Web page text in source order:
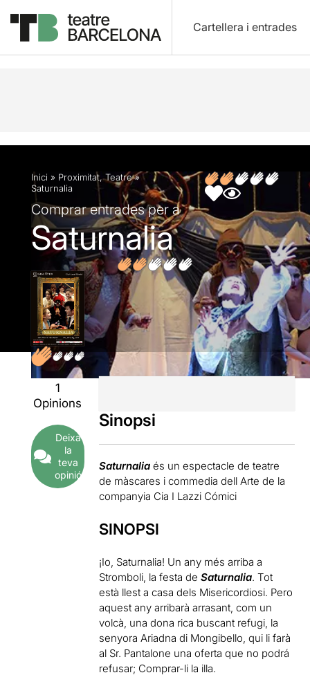
Cartellera i entrades
Descripció Fitxa artística Opinions
Inici » Proximitat,Teatre»
Saturnalia
Comprar entrades per a
Saturnalia
1
Opinions
Deixa
la
teva
opinió
Sinopsi
Saturnalia és un espectacle de teatre
de màscares i commedia dell Arte de la
companyia Cia I Lazzi Cómici
SINOPSI
¡Io, Saturnalia! Un any més arriba a
Stromboli, la festa deSaturnalia. Tot
està llest a casa dels Misericordiosi. Pero
aquest any arribarà arrasant, com un
volcà, una dona rica buscant refugi, la
senyora Ariadna di Mongibello, qui li farà
al Sr. Pantalone una oferta que no podrá
refusar; Comprar-li la illa.